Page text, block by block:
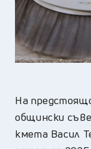
На
общински
кмета Васил